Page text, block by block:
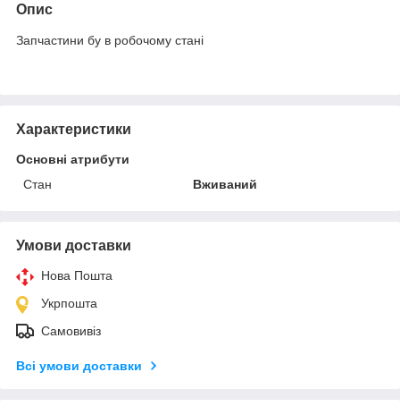
Опис
Запчастини бу в робочому стані
Характеристики
Основні атрибути
Стан
Вживаний
Умови доставки
Нова Пошта
Укрпошта
Самовивіз
Всі умови доставки